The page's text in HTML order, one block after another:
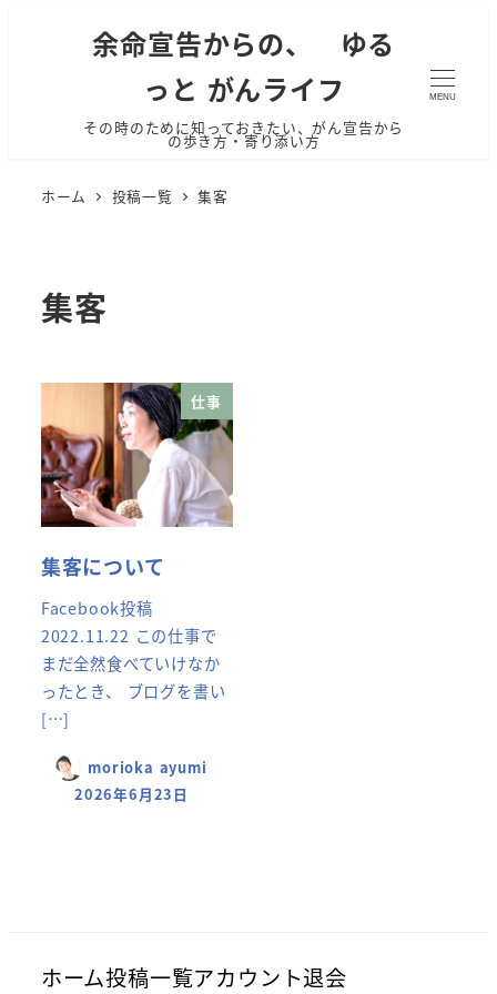
余命宣告からの、 ゆる
っと がんライフ
その時のために知っておきたい、がん宣告から
の歩き方・寄り添い方
MENU
ホーム 投稿一覧 集客
集客
仕事
集客について
Facebook投稿
2022.11.22 この仕事で
まだ全然食べていけなか
ったとき、 ブログを書い
[…]
morioka ayumi
2026年6月23日
ホーム投稿一覧アカウント退会